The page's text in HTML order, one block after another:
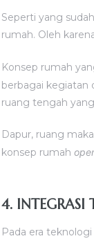
Seperti yang
rumah. Oleh
Konsep rumah
berbagai kegiatan
ruang tengah
Dapur, ruang
konsep rumah
4. INTEGRASI
Pada era